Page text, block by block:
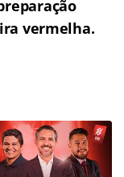
vermelha.